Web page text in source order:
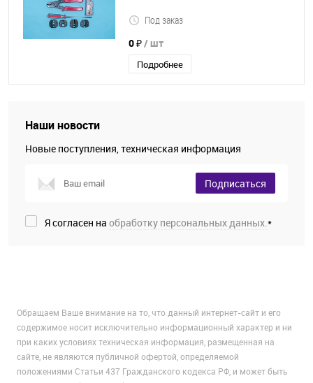
Под заказ
0 ₽/ шт
Подробнее
Наши новости
Новые поступления, техническая информация
Подписаться
Я согласен на обработку персональных данных.*
Обращаем Ваше внимание на то, что данный интернет-сайт и его
содержимое носит исключительно информационный характер и ни
при каких условиях техническая информация, размещенная на
сайте, не являются публичной офертой, определяемой
положениями Статьи 437 Гражданского кодекса РФ, и может быть